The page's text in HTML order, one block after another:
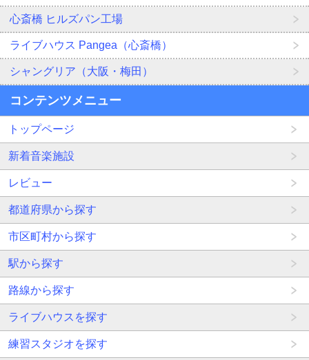
心斎橋 ヒルズパン工場
ライブハウス Pangea（心斎橋）
シャングリア（大阪・梅田）
コンテンツメニュー
トップページ
新着音楽施設
レビュー
都道府県から探す
市区町村から探す
駅から探す
路線から探す
ライブハウスを探す
練習スタジオを探す